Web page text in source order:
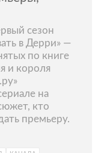
сезон
в Дерри» —
по книге
и короля
на
кто
премьеру.